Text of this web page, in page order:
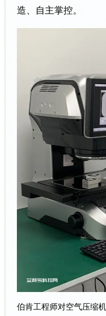
造、自主掌控。
伯肯工程师对空气压缩